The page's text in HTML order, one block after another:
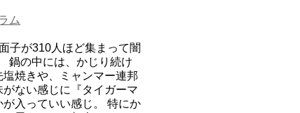
ム
子が310人ほど集まって闇
鍋の中には、かじり続け
焼きや、ミャンマー連邦
ない感じに『タイガーマ
入っていい感じ。 特にか